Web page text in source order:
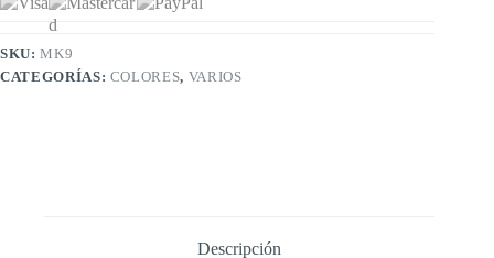
SKU:MK9
CATEGORÍAS: COLORES, VARIOS
Descripción